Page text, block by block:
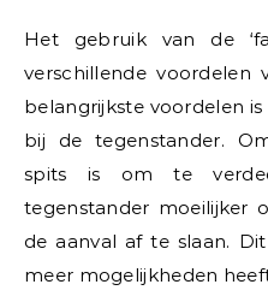
Het gebruik van de
verschillende voordelen
belangrijkste voordelen
bij de tegenstander.
spits is om te
tegenstander moeilijker
de aanval af te slaan.
meer mogelijkheden